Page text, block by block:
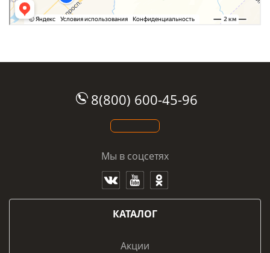
8(800) 600-45-96
Мы в соцсетях
КАТАЛОГ
Акции